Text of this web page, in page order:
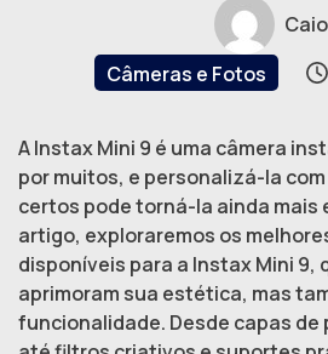
Caio
Câmeras e Fotos
A Instax Mini 9 é uma câmera
por muitos, e personalizá-la
certos pode torná-la ainda mais
artigo, exploraremos os
disponíveis para a Instax Mini 9,
aprimoram sua estética, mas
funcionalidade. Desde capas